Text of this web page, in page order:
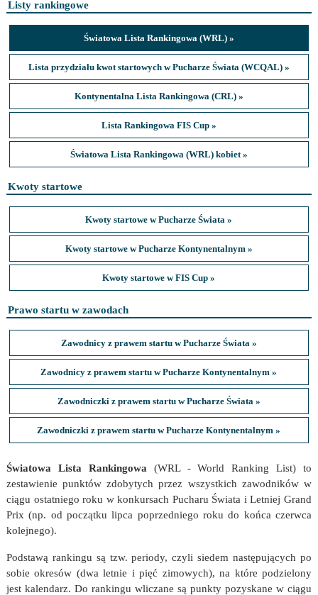
Listy rankingowe
Światowa Lista Rankingowa (WRL) »
Lista przydziału kwot startowych w Pucharze Świata (WCQAL) »
Kontynentalna Lista Rankingowa (CRL) »
Lista Rankingowa FIS Cup »
Światowa Lista Rankingowa (WRL) kobiet »
Kwoty startowe
Kwoty startowe w Pucharze Świata »
Kwoty startowe w Pucharze Kontynentalnym »
Kwoty startowe w FIS Cup »
Prawo startu w zawodach
Zawodnicy z prawem startu w Pucharze Świata »
Zawodnicy z prawem startu w Pucharze Kontynentalnym »
Zawodniczki z prawem startu w Pucharze Świata »
Zawodniczki z prawem startu w Pucharze Kontynentalnym »
Światowa Lista Rankingowa (WRL - World Ranking List) to
zestawienie punktów zdobytych przez wszystkich zawodników w
ciągu ostatniego roku w konkursach Pucharu Świata i Letniej Grand
Prix (np. od początku lipca poprzedniego roku do końca czerwca
kolejnego).
Podstawą rankingu są tzw. periody, czyli siedem następujących po
sobie okresów (dwa letnie i pięć zimowych), na które podzielony
jest kalendarz. Do rankingu wliczane są punkty pozyskane w ciągu